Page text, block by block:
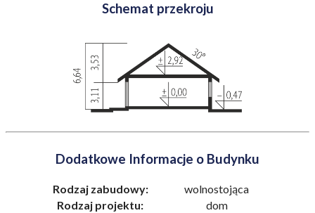
Schemat przekroju
Dodatkowe Informacje o Budynku
Rodzaj zabudowy:
wolnostojąca
Rodzaj projektu:
dom